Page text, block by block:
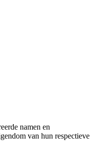
namen en
van hun respectieve